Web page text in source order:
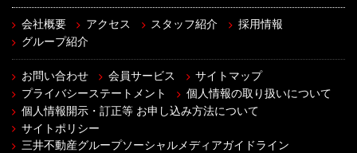
会社概要 アクセス スタッフ紹介
採用情報
グループ紹介
お問い合わせ 会員サービス
サイトマップ
プライバシーステートメント
個人情報の取り扱いについて
個人情報開示・訂正等 お申し込み方法について
サイトポリシー
三井不動産グループソーシャルメディアガイドライン